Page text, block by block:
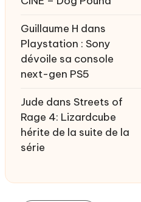
Guillaume H dans
Playstation : Sony
dévoile sa console
next-gen PS5
Jude dans Streets of
Rage 4: Lizardcube
hérite de la suite de la
série